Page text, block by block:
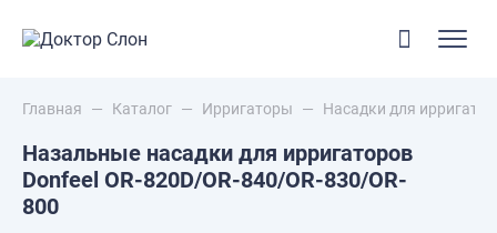
Главная — Каталог — Ирригаторы — Насадки для
Назальные насадки для ирригаторов
Donfeel OR-820D/OR-840/OR-830/OR-
800